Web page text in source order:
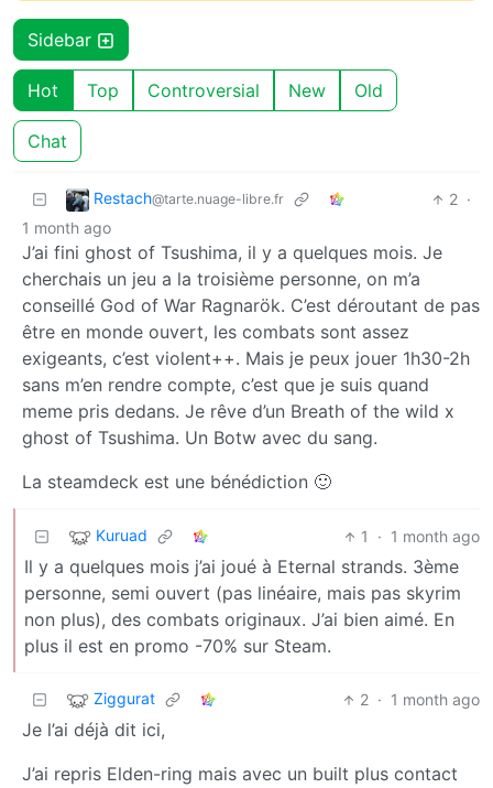
Sidebar
Hot Top Controversial New Old
Chat
Restach@tarte.nuage-libre.fr 2 ·
1 month ago
J’ai fini ghost of Tsushima, il y a quelques mois. Je
cherchais un jeu a la troisième personne, on m’a
conseillé God of War Ragnarök. C’est déroutant de pas
être en monde ouvert, les combats sont assez
exigeants, c’est violent++. Mais je peux jouer 1h30-2h
sans m’en rendre compte, c’est que je suis quand
meme pris dedans. Je rêve d’un Breath of the wild x
ghost of Tsushima. Un Botw avec du sang.
La steamdeck est une bénédiction 🙂
Kuruad 1 · 1 month ago
Il y a quelques mois j’ai joué à Eternal strands. 3ème
personne, semi ouvert (pas linéaire, mais pas skyrim
non plus), des combats originaux. J’ai bien aimé. En
plus il est en promo -70% sur Steam.
Ziggurat 2 · 1 month ago
Je l’ai déjà dit ici,
J’ai repris Elden-ring mais avec un built plus contact